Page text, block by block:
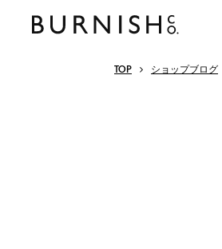
TOP ショップブログ